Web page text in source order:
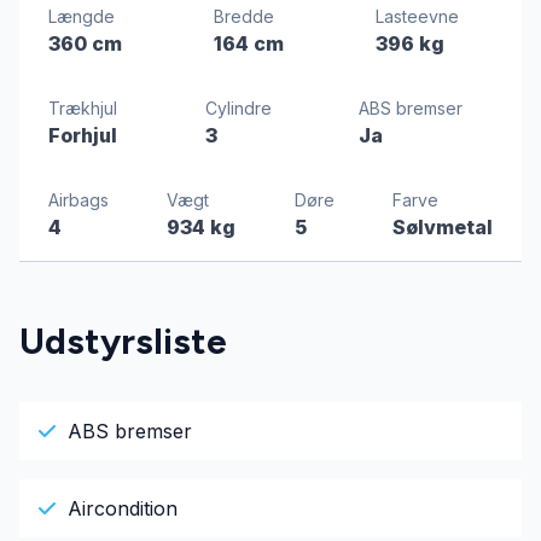
Længde
360 cm
Bredde
164 cm
Lasteevne
396 kg
Trækhjul
Forhjul
Cylindre
3
ABS bremser
Ja
Airbags
4
Vægt
934 kg
Døre
5
Farve
Sølvmetal
Udstyrsliste
ABS bremser
Aircondition